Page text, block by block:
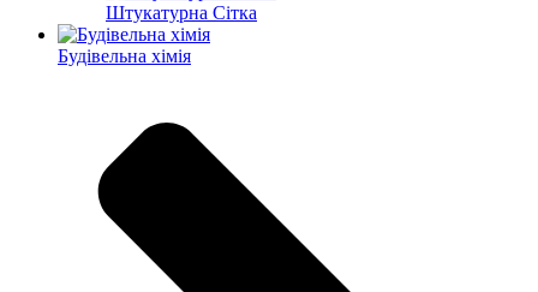
Штукатурна Сітка
Будівельна хімія